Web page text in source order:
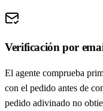
Verificación por
El agente comprueba
con el pedido antes de
pedido adivinado no